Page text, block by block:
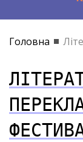
Головна